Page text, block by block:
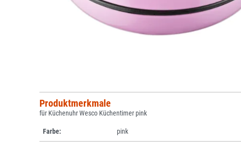
Produktmerkmale
für Küchenuhr Wesco Küchentimer pink
Farbe: pink